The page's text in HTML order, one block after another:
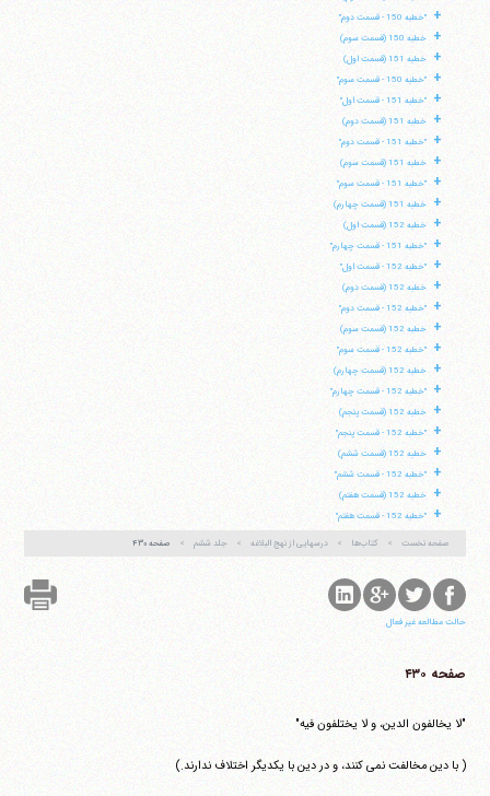
+ "خطبه 150 - قسمت دوم"
+ خطبه 150 (قسمت سوم)
+ خطبه 151 (قسمت اول)
+ "خطبه 150 - قسمت سوم"
+ "خطبه 151 - قسمت اول"
+ خطبه 151 (قسمت دوم)
+ "خطبه 151 - قسمت دوم"
+ خطبه 151 (قسمت سوم)
+ "خطبه 151 - قسمت سوم"
+ خطبه 151 (قسمت چهارم)
+ خطبه 152 (قسمت اول)
+ "خطبه 151 - قسمت چهارم"
+ "خطبه 152 - قسمت اول"
+ خطبه 152 (قسمت دوم)
+ "خطبه 152 - قسمت دوم"
+ خطبه 152 (قسمت سوم)
+ "خطبه 152 - قسمت سوم"
+ خطبه 152 (قسمت چهارم)
+ "خطبه 152 - قسمت چهارم"
+ خطبه 152 (قسمت پنجم)
+ "خطبه 152 - قسمت پنجم"
+ خطبه 152 (قسمت ششم)
+ "خطبه 152 - قسمت ششم"
+ خطبه 152 (قسمت هفتم)
+ "خطبه 152 - قسمت هفتم"
صفحه نخست کتاب‌ها درسهایی از نهج البلاغه جلد ششم صفحه ۴۳۰
حالت مطالعه غیر فعال
صفحه ۴۳۰
"لا یخالفون الدین، و لا یختلفون فیه"
( با دین مخالفت نمی کنند، و در دین با یکدیگر اختلاف ندارند.)